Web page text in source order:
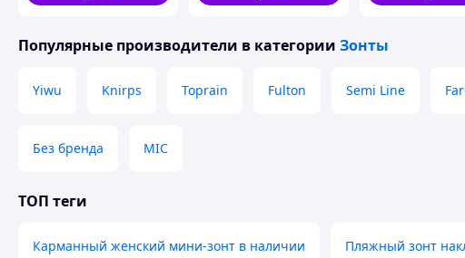
Популярные производители в категории Зонты
Yiwu Knirps Toprain Fulton Semi Line
Без бренда MIC
ТОП теги
Карманный женский мини-зонт в наличии Пляжный зонт